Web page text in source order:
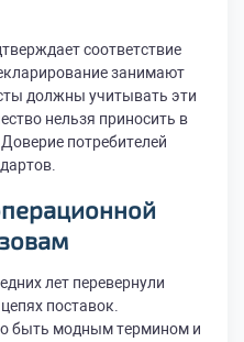
соответствие
занимают
должны учитывать эти
нельзя приносить в
потребителей
лет перевернули
поставок.
быть модным термином и